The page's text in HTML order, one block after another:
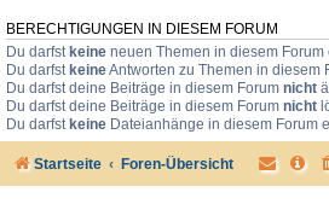
BERECHTIGUNGEN IN DIESEM FORUM
Du darfst keine neuen Themen in diesem Forum
Du darfst keineAntworten zu Themen in diesem
Du darfst deine Beiträge in diesem Forum nicht
Du darfst deine Beiträge in diesem Forum nicht
Du darfst keine Dateianhänge in diesem Forum
Startseite Foren-Übersicht